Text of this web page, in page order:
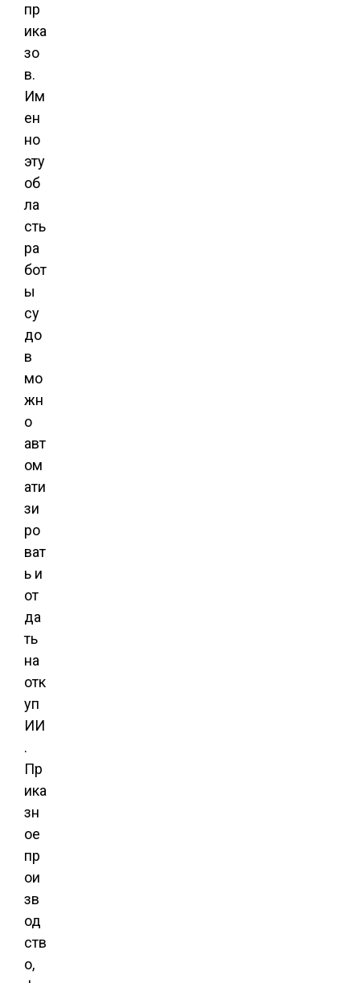
пр
ика
зо
в.
Им
ен
но
эту
об
ла
сть
ра
бот
ы
су
до
в
мо
жн
о
авт
ом
ати
зи
ро
ват
ь и
от
да
ть
на
отк
уп
ИИ
.
Пр
ика
зн
ое
пр
ои
зв
од
ств
о,